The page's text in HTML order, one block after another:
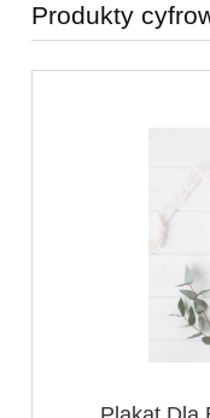
Produkty